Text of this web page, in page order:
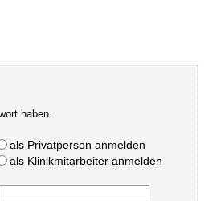
haben.
als Privatperson anmelden
als Klinikmitarbeiter anmelden